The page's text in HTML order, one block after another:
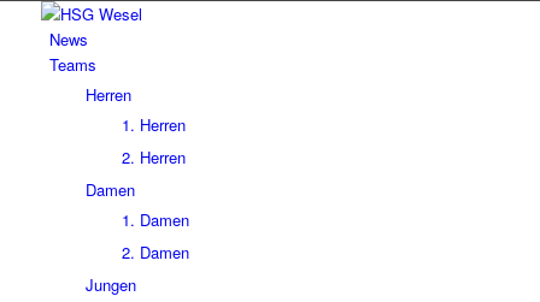
News
Teams
Herren
1. Herren
2. Herren
Damen
1. Damen
2. Damen
Jungen